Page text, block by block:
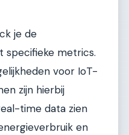
je de
specifieke metrics.
voor IoT-
zijn hierbij
time data zien
en